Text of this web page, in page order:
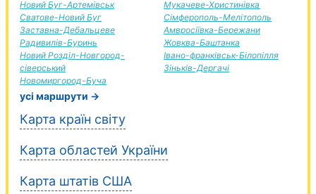
Новий Буг-Артемівськ
Сватове-Новий Буг
Заставна-Дебальцеве
Радивилів-Буринь
Новий Розділ-Новгород-
сіверський
Новомиргород-Буча
Мукачеве-Христинівка
Сімферополь-Мелітополь
Амвросіївка-Бережани
Жовква-Баштанка
Івано-франківськ-Білопілля
Зіньків-Дергачі
усі маршрути →
Карта країн світу
Карта областей України
Карта штатів США